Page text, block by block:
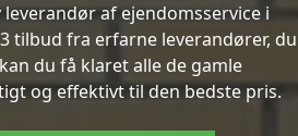
af ejendomsservice i
tilbud fra erfarne leverandører, du
du få klaret alle de gamle
og effektivt til den bedste pris.